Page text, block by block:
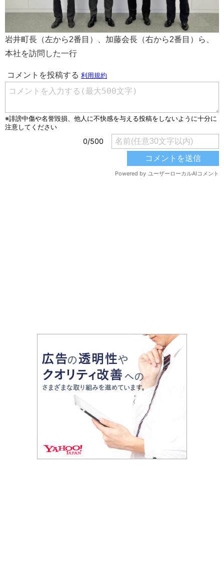
岩井町長（左から2番目）、加藤会長（右から2番目）ら、
本社を訪問した一行